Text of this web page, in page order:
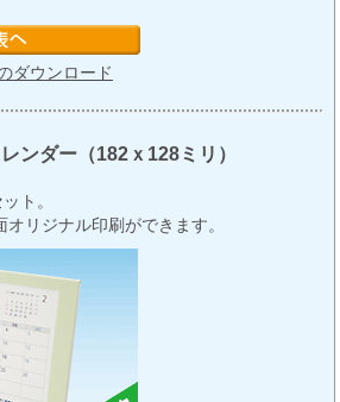
ダウンロード
ンダー（182ｘ128ミリ）
ト。
リジナル印刷ができます。